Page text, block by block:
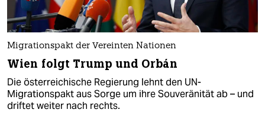
Migrationspakt der Vereinten Nationen
Wien folgt Trump und Orbán
Die österreichische Regierung lehnt den UN-
Migrationspakt aus Sorge um ihre Souveränität ab – und
driftet weiter nach rechts.